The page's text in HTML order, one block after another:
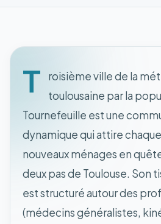
T
roisième ville de la
toulousaine par la
Tournefeuille est une
dynamique qui attire
nouveaux ménages en
deux pas de Toulouse. Son
est structuré autour des
(médecins généralistes,